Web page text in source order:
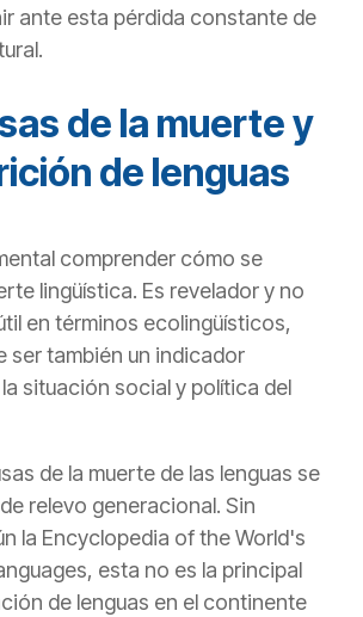
ante esta pérdida constante de
de la muerte y
de lenguas
comprender cómo se
lingüística. Es revelador y no
en términos ecolingüísticos,
ser también un indicador
situación social y política del
de la muerte de las lenguas se
relevo generacional. Sin
la Encyclopedia of the World's
esta no es la principal
de lenguas en el continente